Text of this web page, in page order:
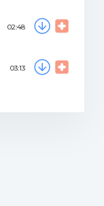
02:48
03:13